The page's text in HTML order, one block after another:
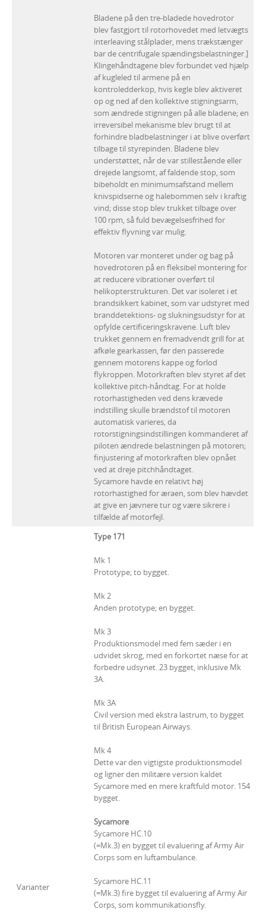
Bladene på den tre-bladede hovedrotor
blev fastgjort til rotorhovedet med letvægts
interleaving stålplader, mens trækstænger
bar de centrifugale spændingsbelastninger.]
Klingehåndtagene blev forbundet ved hjælp
af kugleled til armene på en
kontroledderkop, hvis kegle blev aktiveret
op og ned af den kollektive stigningsarm,
som ændrede stigningen på alle bladene; en
irreversibel mekanisme blev brugt til at
forhindre bladbelastninger i at blive overført
tilbage til styrepinden. Bladene blev
understøttet, når de var stillestående eller
drejede langsomt, af faldende stop, som
bibeholdt en minimumsafstand mellem
knivspidserne og halebommen selv i kraftig
vind; disse stop blev trukket tilbage over
100 rpm, så fuld bevægelsesfrihed for
effektiv flyvning var mulig.
Motoren var monteret under og bag på
hovedrotoren på en fleksibel montering for
at reducere vibrationer overført til
helikopterstrukturen. Det var isoleret i et
brandsikkert kabinet, som var udstyret med
branddetektions- og slukningsudstyr for at
opfylde certificeringskravene. Luft blev
trukket gennem en fremadvendt grill for at
afkøle gearkassen, før den passerede
gennem motorens kappe og forlod
flykroppen. Motorkraften blev styret af det
kollektive pitch-håndtag. For at holde
rotorhastigheden ved dens krævede
indstilling skulle brændstof til motoren
automatisk varieres, da
rotorstigningsindstillingen kommanderet af
piloten ændrede belastningen på motoren;
finjustering af motorkraften blev opnået
ved at dreje pitchhåndtaget.
Sycamore havde en relativt høj
rotorhastighed for æraen, som blev hævdet
at give en jævnere tur og være sikrere i
tilfælde af motorfejl.
Varianter
Type 171
Mk 1
Prototype; to bygget.
Mk 2
Anden prototype; en bygget.
Mk 3
Produktionsmodel med fem sæder i en
udvidet skrog, med en forkortet næse for at
forbedre udsynet. 23 bygget, inklusive Mk
3A.
Mk 3A
Civil version med ekstra lastrum, to bygget
til British European Airways.
Mk 4
Dette var den vigtigste produktionsmodel
og ligner den militære version kaldet
Sycamore med en mere kraftfuld motor. 154
bygget.
Sycamore
Sycamore HC.10
(=Mk.3) en bygget til evaluering af Army Air
Corps som en luftambulance.
Sycamore HC.11
(=Mk.3) fire bygget til evaluering af Army Air
Corps, som kommunikationsfly.